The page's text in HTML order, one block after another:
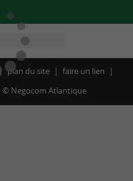
plan du site
faire un lien
© Negocom Atlantique